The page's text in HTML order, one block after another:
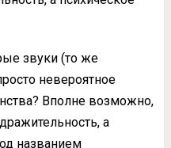
звуки (то же
невероятное
Вполне возможно,
а
названием